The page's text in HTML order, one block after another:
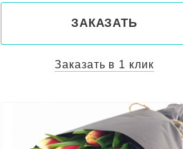
ЗАКАЗАТЬ
Заказать в 1 клик